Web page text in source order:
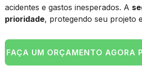
acidentes e gastos inesperados. A
prioridade, protegendo seu projeto
FAÇA UM ORÇAMENTO AGORA